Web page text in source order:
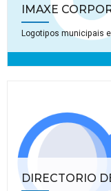
IMAXE
Logotipos municipais
DIRECTORIO